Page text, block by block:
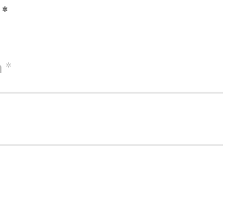
*